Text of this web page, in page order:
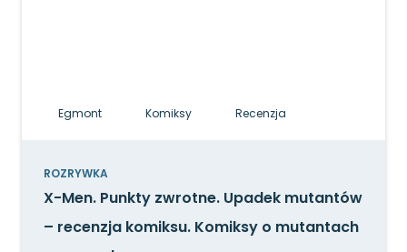
Egmont Komiksy Recenzja
ROZRYWKA
X-Men. Punkty zwrotne. Upadek mutantów
– recenzja komiksu. Komiksy o mutantach